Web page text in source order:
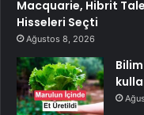
Macquarie, Hibrit
Hisseleri Seçti
Ağustos 8, 2026